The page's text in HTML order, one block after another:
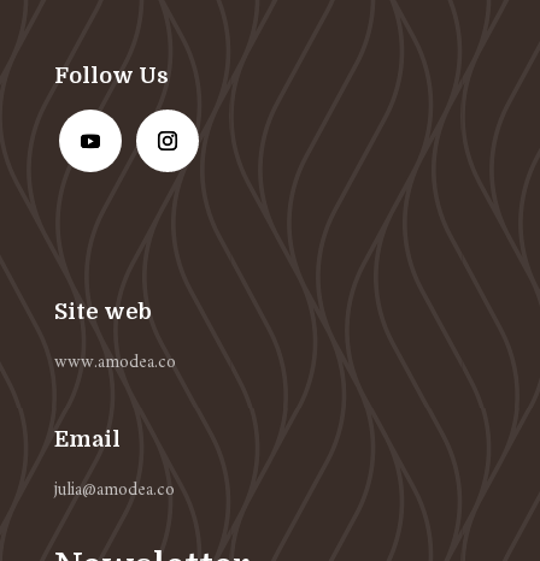
Follow Us
Site web
www.amodea.co
Email
julia@amodea.co